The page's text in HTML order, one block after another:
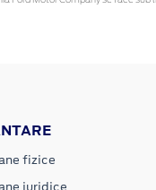
fizice